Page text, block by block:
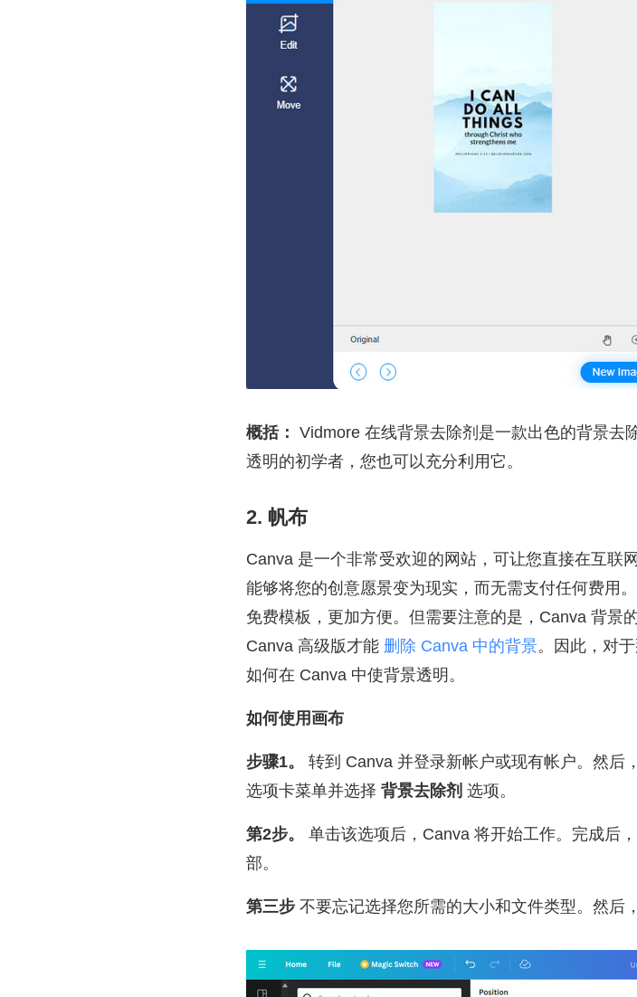
概括： Vidmore 在线背景去除剂是一款出色的背景去
透明的初学者，您也可以充分利用它。
2. 帆布
Canva 是一个非常受欢迎的网站，可让您直接在互联
能够将您的创意愿景变为现实，而无需支付任何费用
免费模板，更加方便。但需要注意的是，Canva 背景
Canva 高级版才能 删除 Canva 中的背景。因此，对
如何在 Canva 中使背景透明。
如何使用画布
步骤1。 转到 Canva 并登录新帐户或现有帐户。然后
选项卡菜单并选择 背景去除剂 选项。
第2步。 单击该选项后，Canva 将开始工作。完成后
部。
第三步 不要忘记选择您所需的大小和文件类型。然后